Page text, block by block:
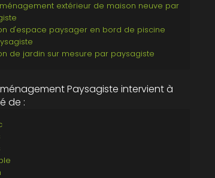
extérieur de maison neuve par
d'espace paysager en bord de piscine
de jardin sur mesure par paysagiste
Paysagiste intervient à
de :